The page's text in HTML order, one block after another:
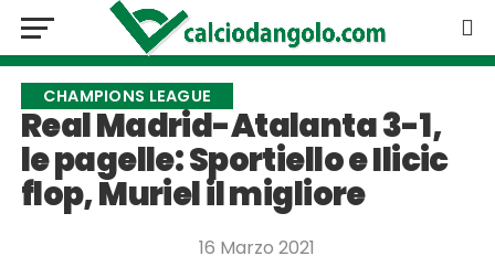
CHAMPIONS LEAGUE
Real Madrid-Atalanta 3-1,
le pagelle: Sportiello e Ilicic
flop, Muriel il migliore
16 Marzo 2021